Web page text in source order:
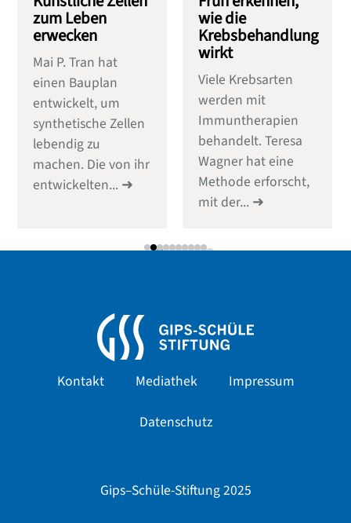
zum Leben
erwecken
Mai P. Tran hat
einen Bauplan
entwickelt, um
synthetische Zellen
lebendig zu
machen. Die von ihr
entwickelten...
wie die
Krebsbehandlung
wirkt
Viele Krebsarten
werden mit
Immuntherapien
behandelt. Teresa
Wagner hat eine
Methode erforscht,
mit der...
Kontakt Mediathek Impressum
Datenschutz
Gips–Schüle-Stiftung 2025